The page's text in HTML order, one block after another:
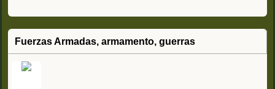
Fuerzas Armadas, armamento, guerras